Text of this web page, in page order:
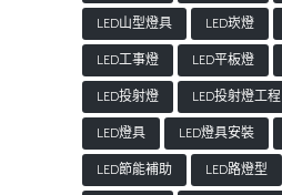
LED山型燈具
LED崁燈
LED工事燈
LED平板燈
LED投射燈
LED投射燈工程
LED燈具
LED燈具安裝
LED節能補助
LED路燈型